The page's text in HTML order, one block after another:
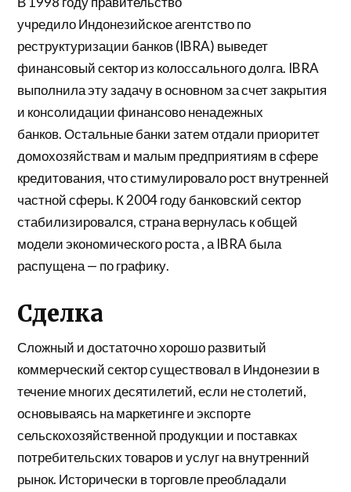
учредилоИндонезийское агентство по
реструктуризации банков (IBRA) выведет
финансовый сектор из колоссального долга. IBRA
выполнила эту задачу в основном за счет закрытия
и консолидации финансово ненадежных
банков. Остальные банки затем отдали приоритет
домохозяйствам и малым предприятиям в сфере
кредитования, что стимулировало рост внутренней
частной сферы. К 2004 году банковский сектор
стабилизировался, страна вернулась к общей
моделиэкономического роста, а IBRA была
распущена — по графику.
Сделка
Сложный и достаточно хорошо развитый
коммерческий сектор существовал в Индонезии в
течение многих десятилетий, если не столетий,
основываясь на маркетинге и экспорте
сельскохозяйственной продукции и поставках
потребительских товаров и услуг на внутренний
рынок. Исторически в торговле преобладали